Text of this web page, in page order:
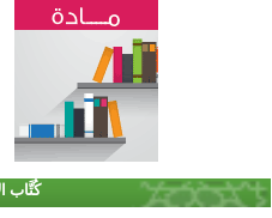
كُتَّاب
اختتام الدورة التاسعة لمسابقة حفظ
تيسليتش تختتم برنامجا تعليميا
اختتام منافسات قرآنية متميزة في